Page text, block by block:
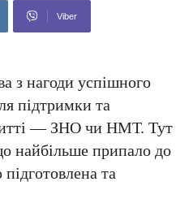
Viber
з нагоди успішного
підтримки та
житті — ЗНО чи НМТ. Тут
найбільше припало до
та